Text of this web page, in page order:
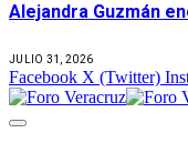
Alejandra Guzmán
JULIO 31, 2026
Facebook X (Twitter)